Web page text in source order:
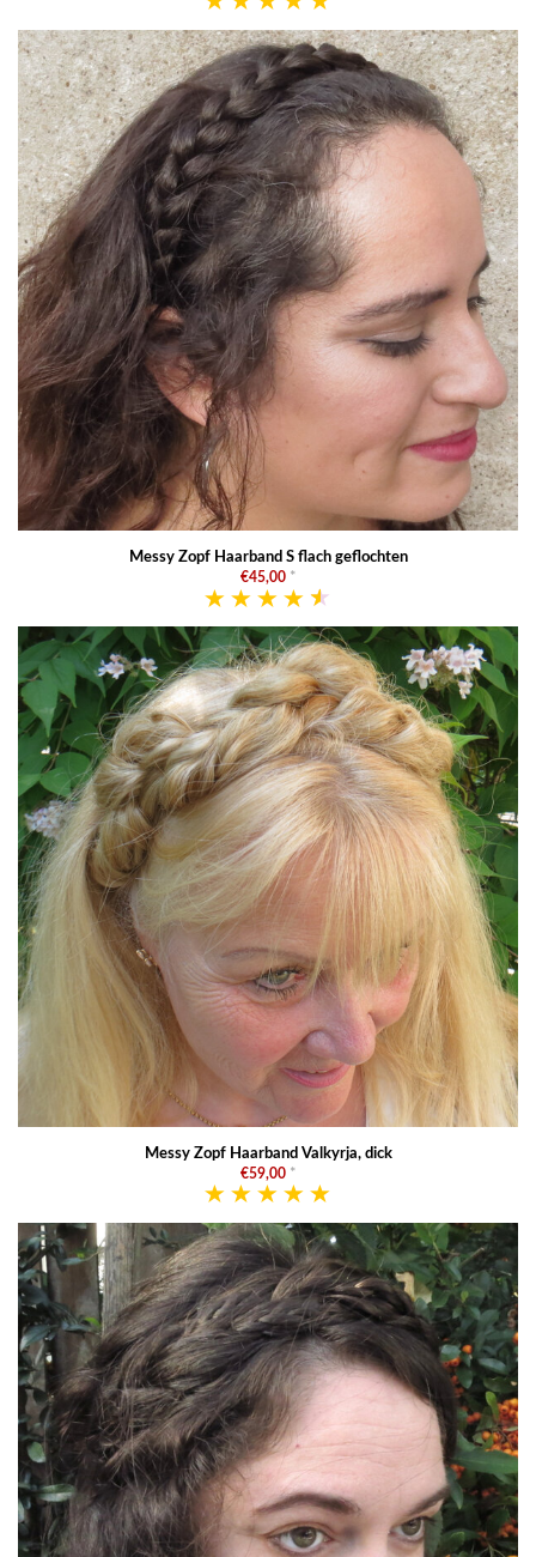
Messy Zopf Haarband S flach geflochten
€45,00 *
Messy Zopf Haarband Valkyrja, dick
€59,00 *